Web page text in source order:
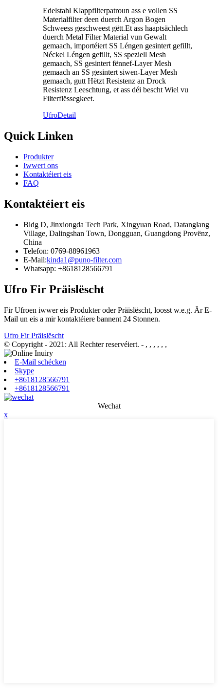
Edelstahl Klappfilterpatroun ass e vollen SS
Materialfilter deen duerch Argon Bogen
Schweess geschweest gëtt.Et ass haaptsächlech
duerch Metal Filter Material vun Gewalt
gemaach, importéiert SS Léngen gesintert gefillt,
Néckel Léngen gefillt, SS speziell Mesh
gemaach, SS gesintert fënnef-Layer Mesh
gemaach an SS gesintert siwen-Layer Mesh
gemaach, gutt Hëtzt Resistenz an Drock
Resistenz Leeschtung, et ass déi bescht Wiel vu
Filterflëssegkeet.
UfroDetail
Quick Linken
Produkter
Iwwert ons
Kontaktéiert eis
FAQ
Kontaktéiert eis
Bldg D, Jinxiongda Tech Park, Xingyuan Road, Datanglang
Village, Dalingshan Town, Dongguan, Guangdong Provënz,
China
Telefon: 0769-88961963
E-Mail:kinda1@puno-filter.com
Whatsapp: +8618128566791
Ufro Fir Präislëscht
Fir Ufroen iwwer eis Produkter oder Präislëscht, loosst w.e.g. Är E-
Mail un eis a mir kontaktéiere bannent 24 Stonnen.
Ufro Fir Präislëscht
© Copyright - 2021: All Rechter reservéiert. - , , , , , ,
E-Mail schécken
Skype
+8618128566791
+8618128566791
Wechat
x